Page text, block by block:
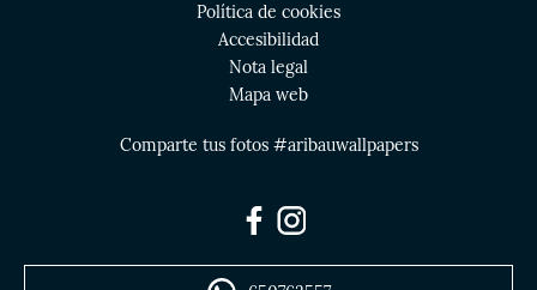
Política de cookies
Accesibilidad
Nota legal
Mapa web
Comparte tus fotos #aribauwallpapers